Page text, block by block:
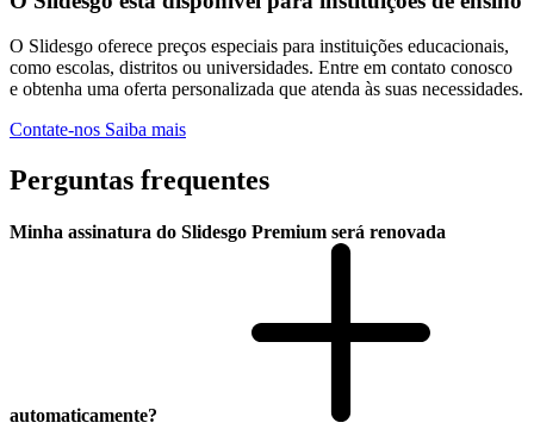
O Slidesgo oferece preços especiais para instituições educacionais,
como escolas, distritos ou universidades. Entre em contato conosco
e obtenha uma oferta personalizada que atenda às suas necessidades.
Contate-nos Saiba mais
Perguntas frequentes
Minha assinatura do Slidesgo Premium será renovada
automaticamente?